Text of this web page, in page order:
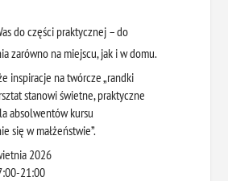
do części praktycznej – do
zarówno na miejscu, jak i w domu.
inspiracje na twórcze „randki
stanowi świetne, praktyczne
absolwentów kursu
się w małżeństwie”.
2026
21:00